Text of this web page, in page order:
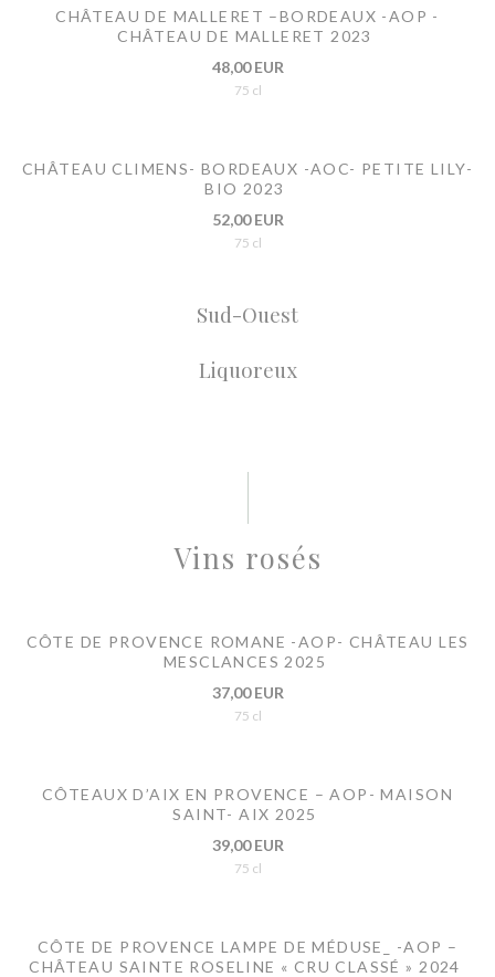
CHÂTEAU DE MALLERET –BORDEAUX -AOP -
CHÂTEAU DE MALLERET 2023
48,00 EUR
75 cl
CHÂTEAU CLIMENS- BORDEAUX -AOC- PETITE LILY-
BIO 2023
52,00 EUR
75 cl
Sud-Ouest
Liquoreux
Vins rosés
CÔTE DE PROVENCE ROMANE -AOP- CHÂTEAU LES
MESCLANCES 2025
37,00 EUR
75 cl
CÔTEAUX D’AIX EN PROVENCE – AOP- MAISON
SAINT- AIX 2025
39,00 EUR
75 cl
CÔTE DE PROVENCE LAMPE DE MÉDUSE_ -AOP –
CHÂTEAU SAINTE ROSELINE « CRU CLASSÉ » 2024